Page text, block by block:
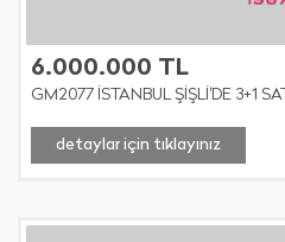
6.000.000 TL
GM2077 İSTANBUL ŞİŞLİ'DE 3+1
detaylar için tıklayınız